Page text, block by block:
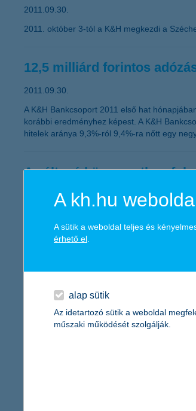
2011.09.30.
2011. október 3-tól a K&H megkezdi a
12,5 milliárd forintos
2011.09.30.
A K&H Bankcsoport 2011 első hat
korábbi eredményhez képest. A K&H
hitelek aránya 9,3%-ról 9,4%-ra nőtt egy
A változó környezetben
2011.09.23.
merül fel jogosan a kérdés a befektetők
miközben megvédenek a veszteségektől” –
A cafeteria juttatások a
2011.09.19.
„Továbbra is komoly szerepet kapnak a
elmondása alapján egyértelműen az
kivárás tapasztalható” – mondta el Németh
Az életbiztosítási piac
A kh.hu
A sütik a weboldal teljes és
érhető el
alap sütik
Az idetartozó sütik a weboldal
műszaki működését szolgálják.